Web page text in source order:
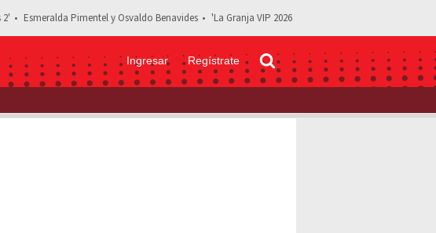
2' Esmeralda Pimentel y Osvaldo Benavides 'La Granja VIP 2026
Ingresar Regístrate
‘Maestro Shifu’ ocasiona disturbios en hotel de la Selección de Inglaterra